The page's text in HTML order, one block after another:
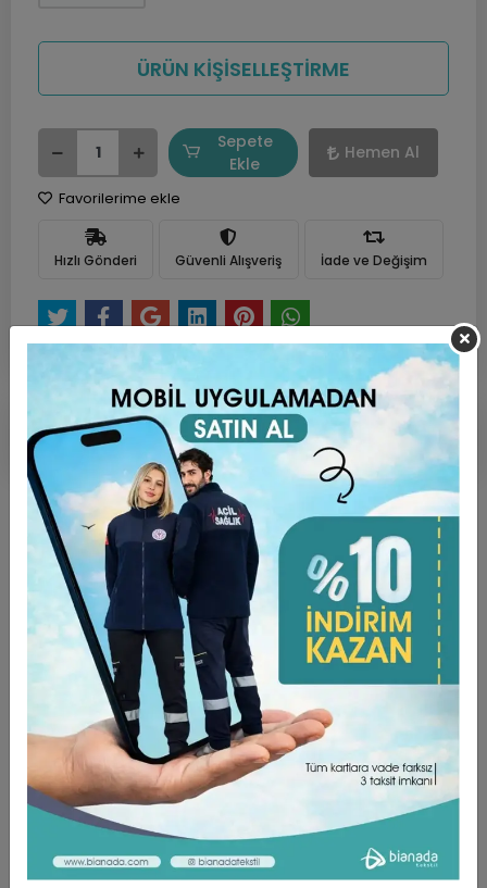
ÜRÜN KİŞİSELLEŞTİRME
Sepete
Ekle
Hemen Al
Favorilerime ekle
Hızlı Gönderi Güvenli Alışveriş İade ve Değişim
Ürün Açıklaması Garanti ve Teslimat
Taksit Seçenekleri Yorumlar
ÜRÜN ÖZELLİKLERİ ;
TERY COTTON üzeri dijital baskıdır.
Bonelerimiz Standart Boyda üretilmektedir.
Arkadan Bağcıklı ve Lastikli yapıya sahiptir. Kafanızdan
düşme yada kayma yapmaz.
Ter Emici özellikte, Bonenin kaymasını engelleyen
ve Alında iz yapmasının önüne geçen bant
bulunmaktadır.
Desenli, Nakışlı, Tek Renk ve Tesettür Bone
modellerimiz mevcuttur.
Farklı meslek gruplarının kullanımına uygundur.